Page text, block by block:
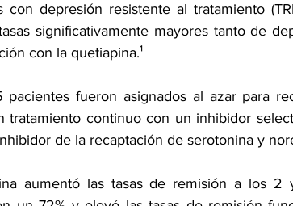
con depresión resistente al tratamiento
significativamente mayores tanto de
con la quetiapina.¹
pacientes fueron asignados al azar para
tratamiento continuo con un inhibidor
de la recaptación de serotonina y
aumentó las tasas de remisión a los